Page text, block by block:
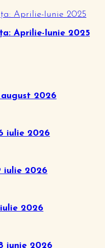
Aprilie-Iunie 2025
2026
iulie 2026
iulie 2026
2026
iunie 2026